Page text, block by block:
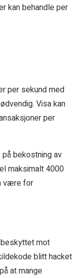
kan behandle per
per sekund med
Visa kan
per
bekostning av
maksimalt 4000
være for
mot
blitt hacket
at mange